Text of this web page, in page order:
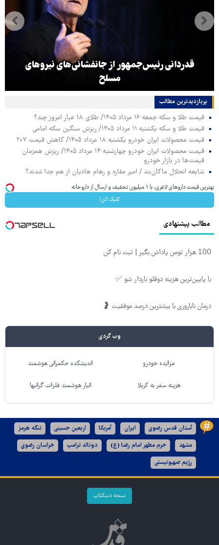
قدردانی رئیس‌جمهور از جانفشانی‌های نیروهای
مسلح
پربازدیدترین‌ مطالب
قیمت طلا و سکه جمعه ۱۶ مرداد ۱۴۰۵/ طلای ۱۸ عیار امروز چند؟
قیمت طلا و سکه یکشنبه ۱۱ مرداد ۱۴۰۵/ ریزش سنگین سکه امامی
قیمت محصولات ایران خودرو یکشنبه ۱۸ مرداد ۱۴۰۵/ کاهش قیمت ۲۰۷
قیمت محصولات ایران خودرو چهارشنبه ۱۴ مرداد ۱۴۰۵/ ریزش همزمان
قیمت‌ها در بازار خودرو
شایعه انحلال ماکان‌بند / امیر مقاره و رهام هادیان از هم جدا شدند؟
بهترین قیمت داروهای لاغری، با ۱ میلیون تخفیف و ارسال از داروخانه‌
کلیک کن!
مطالب پیشنهادی
100 هزار تومن پاداش بگیر | ثبت نام کن
با پایین‌ترین هزینه دوقلو باردار شو ✅
درمان ناباروری با بیشترین درصد موفقیت 🤰
وب گردی
مزایده خودرو اندیشکده حکمرانی هوشمند
هزینه سفر به کربلا انبار هوشمند فلزات گرانبها
آستان قدس رضوی ایران آمریکا اربعین حسینی تنگه هرمز
مشهد حرم مطهر امام رضا (ع) دونالد ترامپ خراسان رضوی
رژیم صهیونیستی
نسخه دسکتاپ